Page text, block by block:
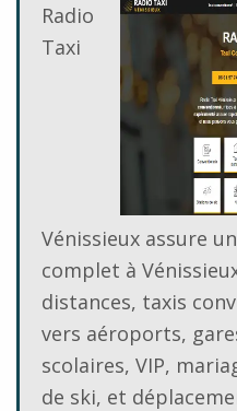
Radio
Taxi
Vénissieux assure
complet à
distances, taxis
vers aéroports,
scolaires, VIP,
de ski, et